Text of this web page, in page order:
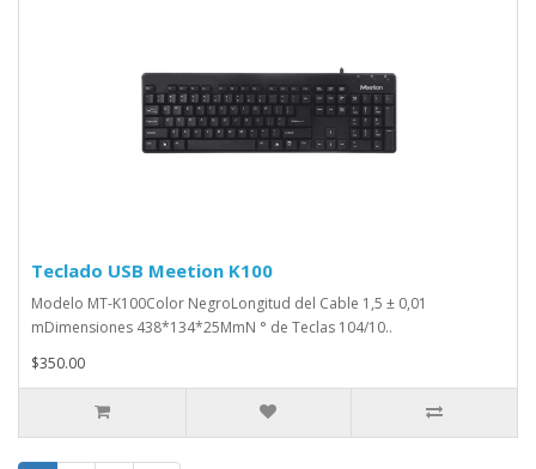
Teclado USB Meetion K100
Modelo MT-K100Color NegroLongitud del Cable 1,5 ± 0,01
mDimensiones 438*134*25MmN ° de Teclas 104/10..
$350.00